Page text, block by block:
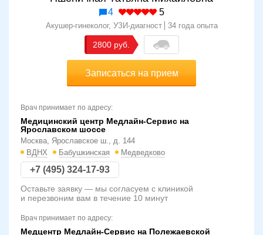
4 5
Акушер-гинеколог, УЗИ-диагност 34 года опыта
2800
Записаться на прием
Врач принимает по адресу:
Медицинский центр Медлайн-Сервис на
Ярославском шоссе
Москва, Ярославское ш., д. 144
ВДНХ
Бабушкинская Медведково
+7 (495) 324-17-93
Оставьте заявку — мы согласуем с клиникой
и перезвоним вам в течение 10 минут
Врач принимает по адресу:
Медцентр Медлайн-Сервис на Полежаевской